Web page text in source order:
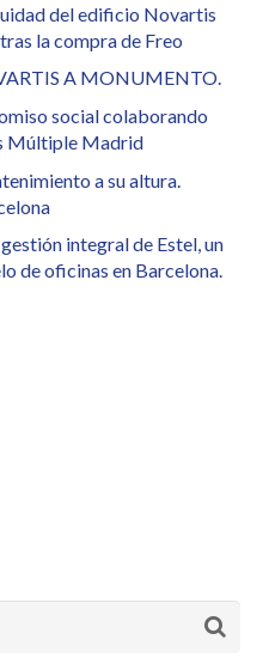
del edificio Novartis
la compra de Freo
A MONUMENTO.
social colaborando
Múltiple Madrid
a su altura.
integral de Estel, un
de oficinas en Barcelona.